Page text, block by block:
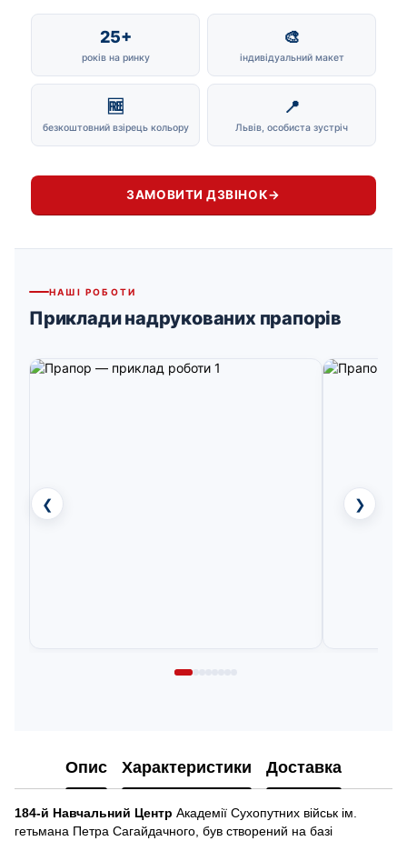
25+
років на ринку
🎨
індивідуальний макет
🆓
безкоштовний взірець кольору
📍
Львів, особиста зустріч
ЗАМОВИТИ ДЗВІНОК→
НАШІ РОБОТИ
Приклади надрукованих прапорів
❮ ❯
Опис Характеристики Доставка
184-й Навчальний Центр Академії Сухопутних військ ім.
гетьмана Петра Сагайдачного, був створений на базі